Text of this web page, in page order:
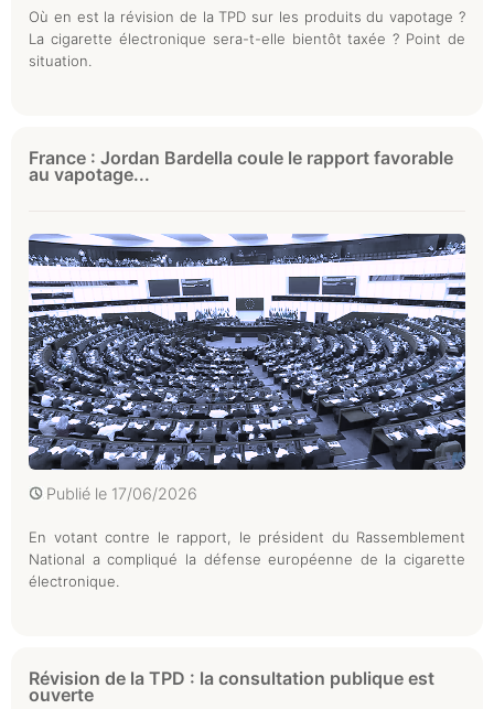
Où en est la révision de la TPD sur les produits du vapotage ?
La cigarette électronique sera-t-elle bientôt taxée ? Point de
situation.
France : Jordan Bardella coule le rapport favorable
au vapotage...
Publié le 17/06/2026
En votant contre le rapport, le président du Rassemblement
National a compliqué la défense européenne de la cigarette
électronique.
Révision de la TPD : la consultation publique est
ouverte